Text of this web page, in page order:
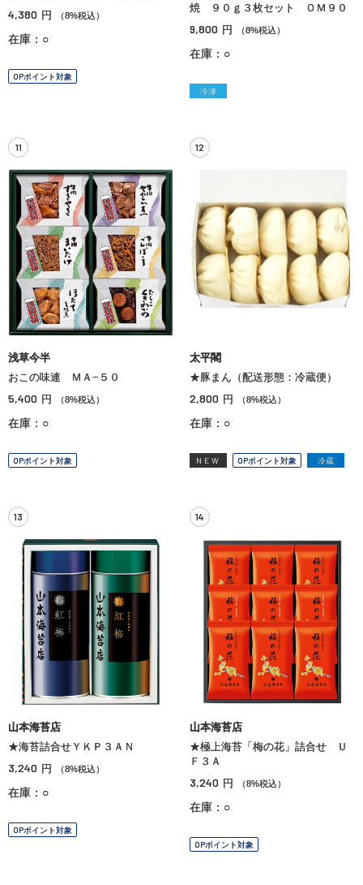
4,380 円 （8%税込）
在庫：○
OPポイント対象
焼 ９０ｇ３枚セット ＯＭ９０
9,800 円 （8%税込）
在庫：○
冷凍
11
浅草今半
おこの味連 ＭＡ−５０
5,400 円 （8%税込）
在庫：○
OPポイント対象
12
太平閣
★豚まん（配送形態：冷蔵便）
2,800 円 （8%税込）
在庫：○
NEW OPポイント対象 冷蔵
13
山本海苔店
★海苔詰合せＹＫＰ３ＡＮ
3,240 円 （8%税込）
在庫：○
OPポイント対象
14
山本海苔店
★極上海苔「梅の花」詰合せ Ｕ
Ｆ３Ａ
3,240 円 （8%税込）
在庫：○
OPポイント対象